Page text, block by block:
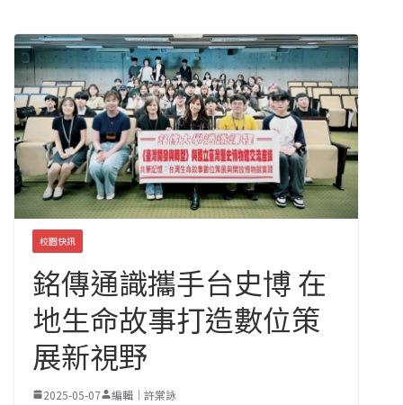
校園快訊
銘傳通識攜手台史博 在
地生命故事打造數位策
展新視野
2025-05-07
編輯｜許棠詠